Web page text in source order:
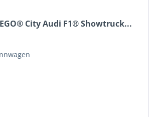
City Audi F1® Showtruck...